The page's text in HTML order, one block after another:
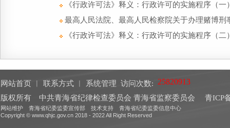
《行政许可法》释义：行政许可的实施程序（一
最高人民法院、最高人民检察院关于办理赌博
《行政许可法》释义：行政许可的实施程序（二
网站首页 联系方式 系统管理 访问次数:
版权所有 中共青海省纪律检查委员会 青海省监察委员会
青ICP
网站维护 青海省纪委监委宣传部 技术支持 青海省纪委监委信息中心
Copyright © www.qhjc.gov.cn 2018 - 2022 All Right Reserved